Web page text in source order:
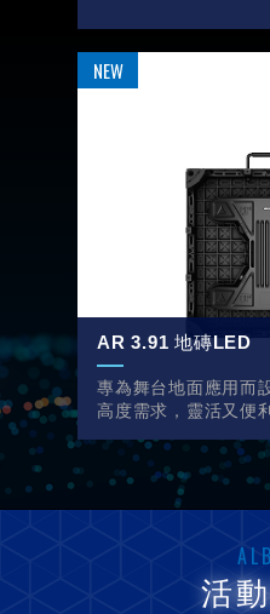
AR 3.91 地磚LED
專為舞台地面應用而
高度需求，靈活又便利
活